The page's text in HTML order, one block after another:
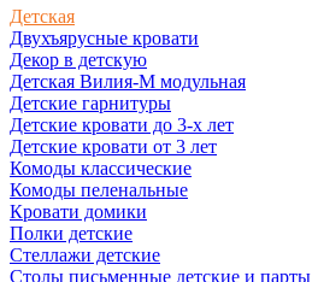
Детская
Двухъярусные кровати
Декор в детскую
Детская Вилия-М модульная
Детские гарнитуры
Детские кровати до 3-х лет
Детские кровати от 3 лет
Комоды классические
Комоды пеленальные
Кровати домики
Полки детские
Стеллажи детские
Столы письменные детские и парты